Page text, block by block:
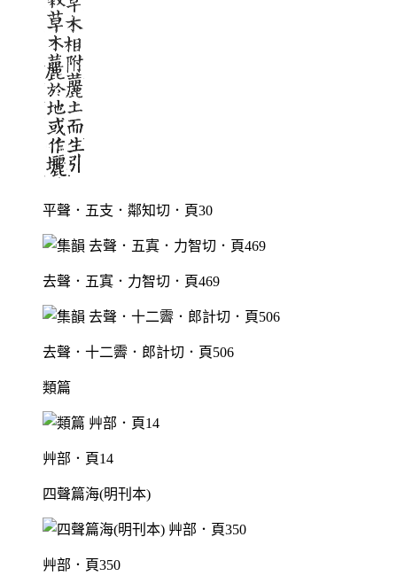
平聲．五支．鄰知切．頁30
去聲．五寘．力智切．頁469
去聲．十二霽．郎計切．頁506
類篇
艸部．頁14
四聲篇海(明刊本)
艸部．頁350